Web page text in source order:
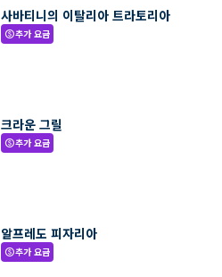
사바티니의 이탈리아 트라토리아
paid추가 요금
크라운 그릴
paid추가 요금
알프레도 피자리아
paid추가 요금